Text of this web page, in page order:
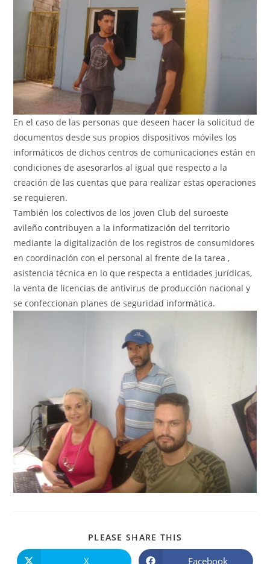
En el caso de las personas que deseen hacer la solicitud de
documentos desde sus propios dispositivos móviles los
informáticos de dichos centros de comunicaciones están en
condiciones de asesorarlos al igual que respecto a la
creación de las cuentas que para realizar estas operaciones
se requieren.
También los colectivos de los joven Club del suroeste
avileño contribuyen a la informatización del territorio
mediante la digitalización de los registros de consumidores
en coordinación con el personal al frente de la tarea ,
asistencia técnica en lo que respecta a entidades jurídicas,
la venta de licencias de antivirus de producción nacional y
se confeccionan planes de seguridad informática.
PLEASE SHARE THIS
X Facebook